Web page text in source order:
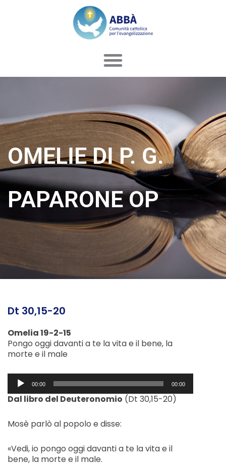
OMELIE DI P. G.
PAPARONE OP
Dt 30,15-20
Omelia 19-2-15
Pongo oggi davanti a te la vita e il bene, la
morte e il male
Audio
Player00:00 00:00
Dal libro del Deuteronomio (Dt 30,15-20)
Mosè parlò al popolo e disse:
«Vedi, io pongo oggi davanti a te la vita e il
bene, la morte e il male.